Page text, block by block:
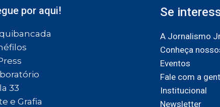
por aqui!
33
e Grafia
Se
A Jornalismo
Conheça
Eventos
Fale com a
Institucional
Newsletter